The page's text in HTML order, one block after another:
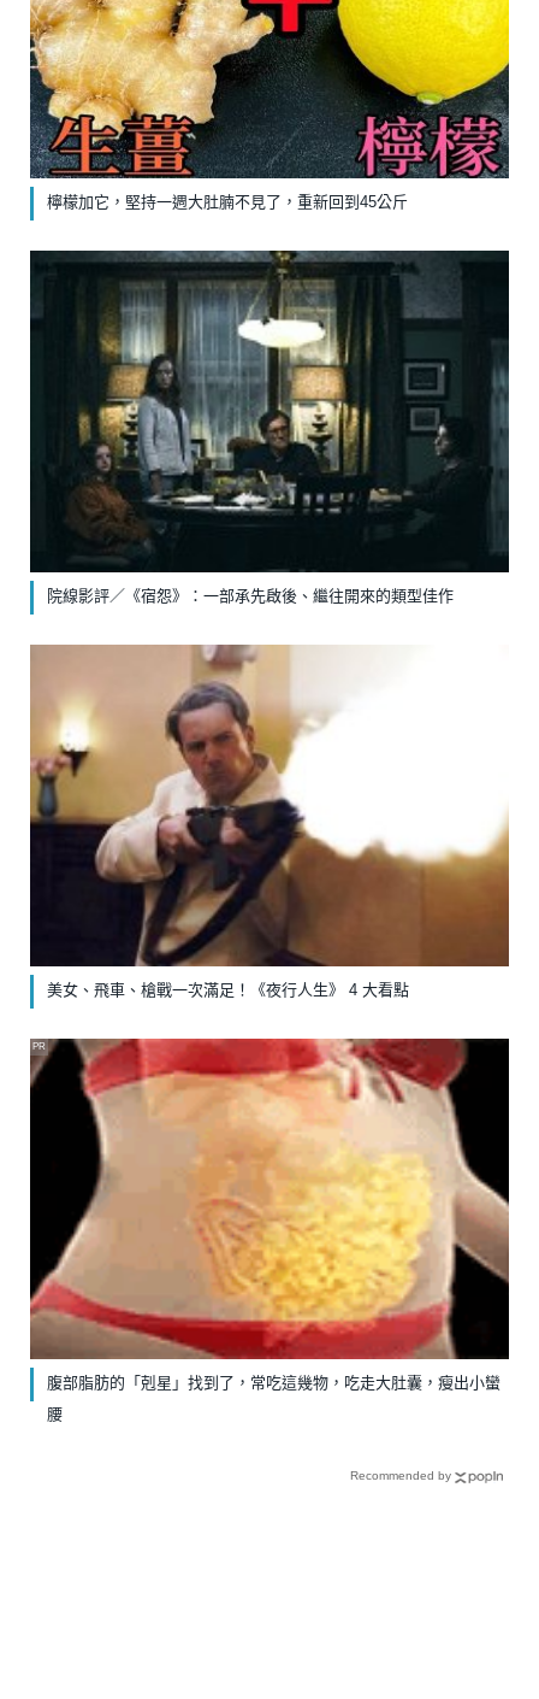
檸檬加它，堅持一週大肚腩不見了，重新回到45公斤
院線影評／《宿怨》：一部承先啟後、繼往開來的類型佳作
美女、飛車、槍戰一次滿足！《夜行人生》 4 大看點
腹部脂肪的「剋星」找到了，常吃這幾物，吃走大肚囊，瘦出小蠻
腰
PR
Recommended by